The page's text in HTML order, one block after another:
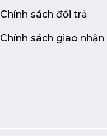
Chính sách đổi trả
Chính sách giao nhận